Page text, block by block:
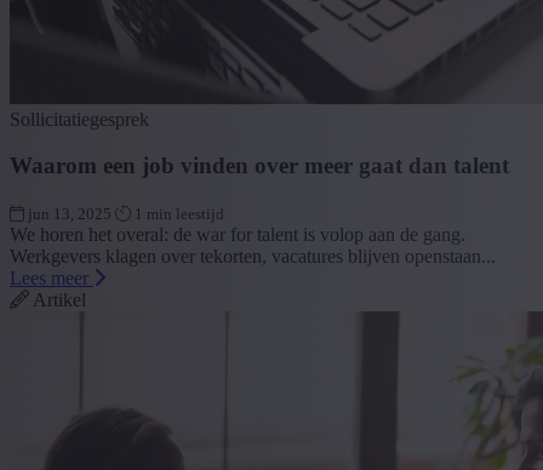
Sollicitatiegesprek
Waarom een job vinden over meer gaat dan talent
jun 13, 2025 1 min leestijd
We horen het overal: de war for talent is volop aan de gang.
Werkgevers klagen over tekorten, vacatures blijven openstaan...
Lees meer
Artikel